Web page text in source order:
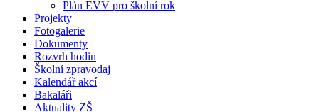
Plán EVV pro školní rok
Projekty
Fotogalerie
Dokumenty
Rozvrh hodin
Školní zpravodaj
Kalendář akcí
Bakaláři
Aktuality ZŠ